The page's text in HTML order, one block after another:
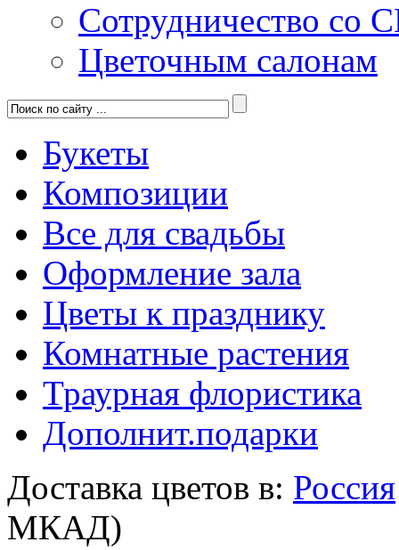
Сотрудничество со
Цветочным салонам
Букеты
Композиции
Все для свадьбы
Оформление зала
Цветы к празднику
Комнатные растения
Траурная флористика
Дополнит.подарки
Доставка цветов в: Россия
МКАД)